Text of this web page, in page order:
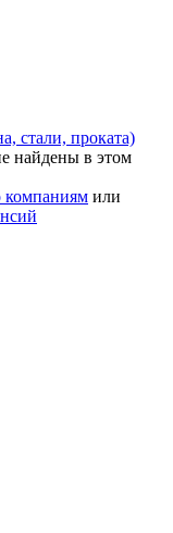
стали, проката)
найдены в этом
компаниям или